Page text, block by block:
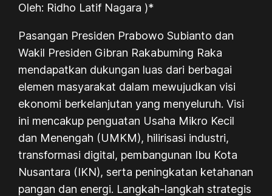
Oleh: Ridho Latif Nagara )*
Pasangan Presiden Prabowo Subianto dan
Wakil Presiden Gibran Rakabuming Raka
mendapatkan dukungan luas dari berbagai
elemen masyarakat dalam mewujudkan visi
ekonomi berkelanjutan yang menyeluruh. Visi
ini mencakup penguatan Usaha Mikro Kecil
dan Menengah (UMKM), hilirisasi industri,
transformasi digital, pembangunan Ibu Kota
Nusantara (IKN), serta peningkatan ketahanan
pangan dan energi. Langkah-langkah strategis